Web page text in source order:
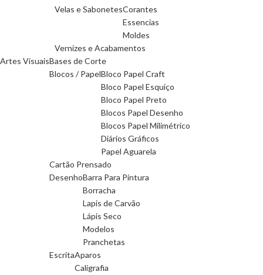
Velas e SabonetesCorantes
Essencias
Moldes
Vernizes e Acabamentos
Artes VisuaisBases de Corte
Blocos / PapelBloco Papel Craft
Bloco Papel Esquiço
Bloco Papel Preto
Blocos Papel Desenho
Blocos Papel Milimétrico
Diários Gráficos
Papel Aguarela
Cartão Prensado
DesenhoBarra Para Pintura
Borracha
Lapis de Carvão
Lápis Seco
Modelos
Pranchetas
EscritaAparos
Caligrafia